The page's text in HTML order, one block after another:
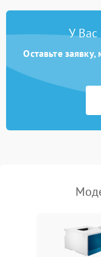
У Вас
Оставьте